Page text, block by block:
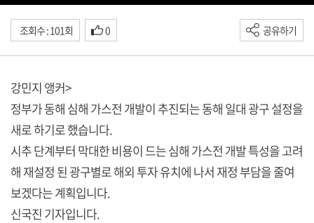
조회수 : 101회 0 공유하기
강민지 앵커>
정부가 동해 심해 가스전 개발이 추진되는 동해 일대 광구 설정을
새로 하기로 했습니다.
시추 단계부터 막대한 비용이 드는 심해 가스전 개발 특성을 고려
해 재설정 된 광구별로 해외 투자 유치에 나서 재정 부담을 줄여
보겠다는 계획입니다.
신국진 기자입니다.